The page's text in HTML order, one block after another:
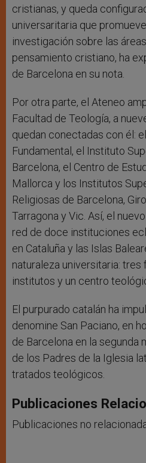
cristianas, y queda
universaritaria que
investigación sobre las
pensamiento cristiano, ha
de Barcelona en su nota.
Por otra parte, el Ateneo
Facultad de Teología, a
quedan conectadas con él:
Fundamental, el Instituto
Barcelona, el Centro de
Mallorca y los Institutos
Religiosas de Barcelona,
Tarragona y Vic. Así, el
red de doce instituciones
en Cataluña y las Islas
naturaleza universitaria: tres
institutos y un centro
El purpurado catalán ha
denomine San Paciano, en
de Barcelona en la segunda
de los Padres de la Iglesia
tratados teológicos.
Publicaciones
Publicaciones no